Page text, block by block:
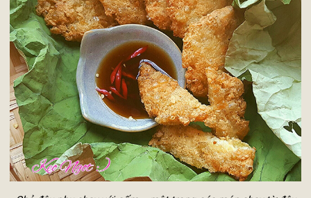
vàng rồi vớt ra.
Thưởng thức ngay mónchả đậu phụ lá lốt chaykhi còn
nóng.
4. Chả đậu phụ chay với cốm